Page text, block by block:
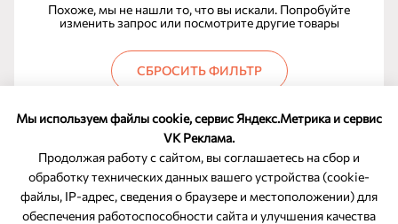
Мы используем файлы cookie, сервис Яндекс.Метрика и сервис
VK Реклама.
Продолжая работу с сайтом, вы соглашаетесь на сбор и
обработку технических данных вашего устройства (cookie-
файлы, IP-адрес, сведения о браузере и местоположении) для
обеспечения работоспособности сайта и улучшения качества
Похоже, мы не нашли то, что вы искали. Попробуйте
изменить запрос или посмотрите другие товары
СБРОСИТЬ ФИЛЬТР
ОБРАТНАЯ СВЯЗЬ